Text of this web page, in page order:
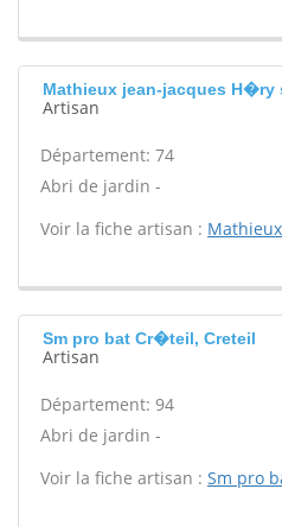
Mathieux jean-jacques H�ry
Artisan
Département: 74
Abri de jardin -
Voir la fiche artisan :
Sm pro bat Cr�teil, Creteil
Artisan
Département: 94
Abri de jardin -
Voir la fiche artisan : Sm pro